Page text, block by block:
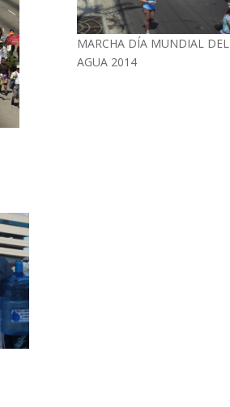
MARCHA DÍA MUNDIAL DEL
AGUA 2014